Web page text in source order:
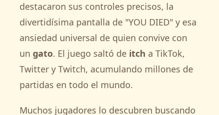
destacaron sus controles precisos, la
divertidísima pantalla de "YOU DIED" y esa
ansiedad universal de quien convive con
un gato. El juego saltó de itch a TikTok,
Twitter y Twitch, acumulando millones de
partidas en todo el mundo.
Muchos jugadores lo descubren buscando